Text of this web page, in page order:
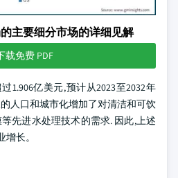
主要细分市场的详细见解
载免费 PDF
1.906亿美元,预计从2023至2032年
人口和城市化增加了对清洁和可饮
先进水处理技术的需求. 因此,上述
长。